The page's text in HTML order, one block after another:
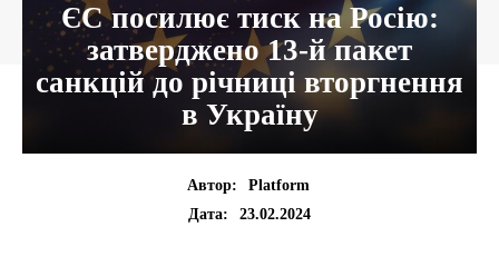
ЄС посилює тиск на Росію:
затверджено 13-й пакет
санкцій до річниці вторгнення
в Україну
Автор:
Platform
Дата:
23.02.2024